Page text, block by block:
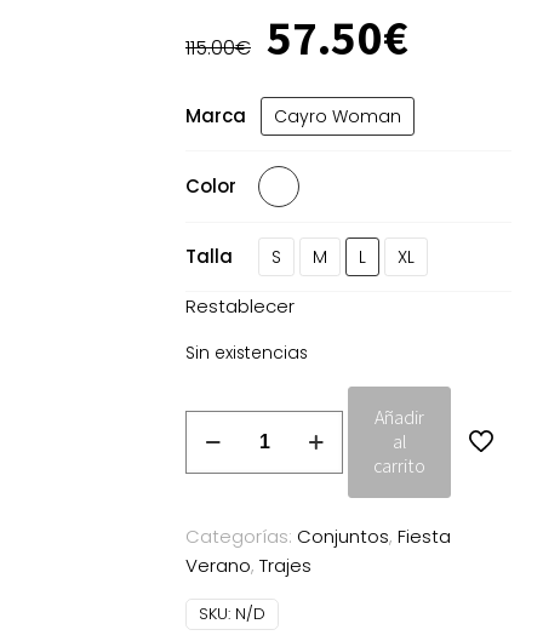
115.00€ El
precio
original
era:
115.00€.
57.50€El
precio
actual
es:
Marca Cayro Woman
Color
Talla S M L XL
Restablecer
Sin existencias
azul
Cayro
Woman
elegante
cantidad
Añadir
al
carrito
Categorías: Conjuntos, Fiesta
Verano, Trajes
SKU: N/D